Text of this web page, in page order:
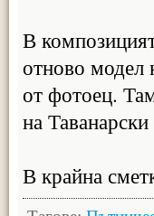
В
отново модел
от фотоец.
на
В крайна